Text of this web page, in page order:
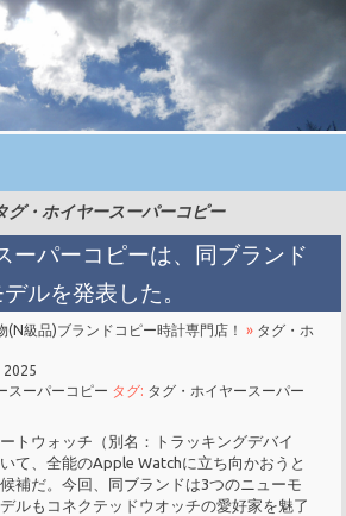
グ・ホイヤースーパーコピー
ーパーコピーは、同ブランド
ルを発表した。
(N級品)ブランドコピー時計専門店！ » タグ・ホ
2025
スーパーコピー タグ: タグ・ホイヤースーパー
トウォッチ（別名：トラッキングデバイ
て、全能のApple Watchに立ち向かおうと
補だ。今回、同ブランドは3つのニューモ
ルもコネクテッドウオッチの愛好家を魅了